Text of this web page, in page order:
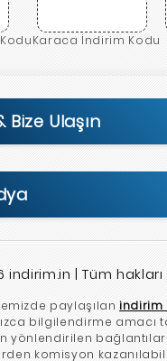
Karaca İndirim Kodu
Bize Ulaşın
| Tüm hakları
paylaşılanindirim
bilgilendirme amacı
yönlendirilen bağlantılar
komisyon